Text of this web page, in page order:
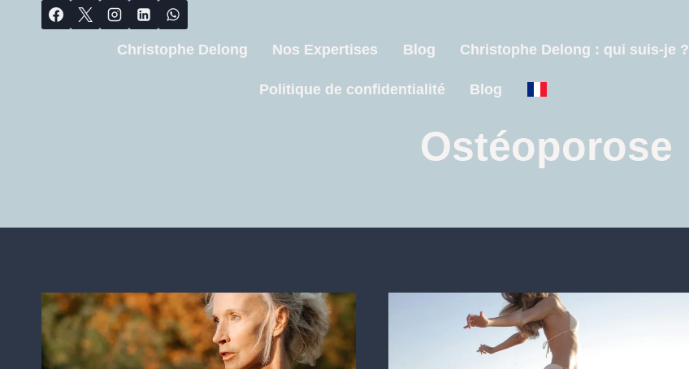
Christophe Delong Nos Expertises Blog Christophe Delong : qui suis-je ?
Politique de confidentialité Blog
Ostéoporose